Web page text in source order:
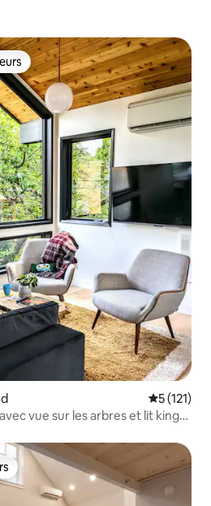
les plus appréciés
Évaluation
5 (121)
vue sur les arbres et lit king